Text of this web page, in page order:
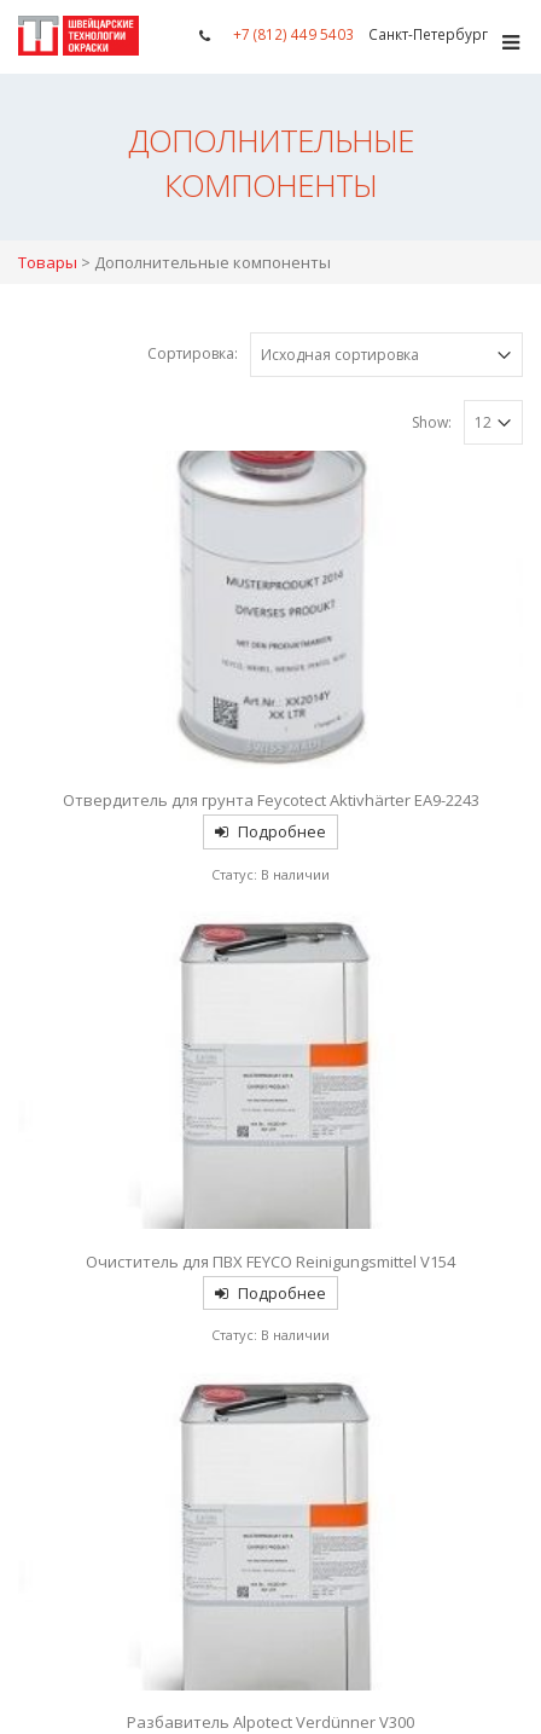
+7 (812) 449 5403 Санкт-Петербург
ДОПОЛНИТЕЛЬНЫЕ
КОМПОНЕНТЫ
Товары > Дополнительные компоненты
Сортировка:
Show:
Отвердитель для грунта Feycotect Aktivhärter EA9-2243
Подробнее
Статус: В наличии
Очиститель для ПВХ FEYCO Reinigungsmittel V154
Подробнее
Статус: В наличии
Разбавитель Alpotect Verdünner V300